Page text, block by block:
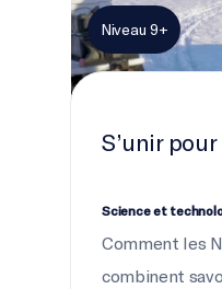
Niveau 9+
S’unir pour
Science et
Comment les
combinent